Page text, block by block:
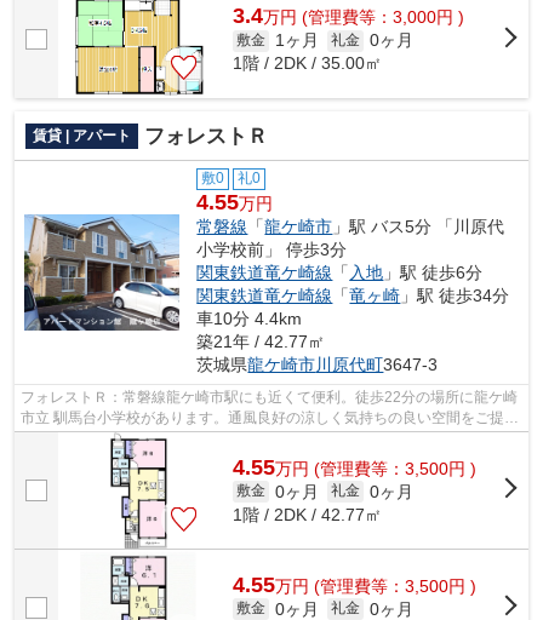
3.4万円 (管理費等：3,000円 )
敷金 1ヶ月 礼金 0ヶ月
1階 / 2DK / 35.00㎡
賃貸 | アパート フォレストＲ
敷0 礼0
4.55万円
常磐線 「龍ケ崎市 」駅 バス5分 「川原代
小学校前」 停歩3分
関東鉄道竜ケ崎線 「 入地 」駅 徒歩6分
関東鉄道竜ケ崎線 「竜ヶ崎 」駅 徒歩34分
車10分 4.4km
築21年 / 42.77㎡
茨城県龍ケ崎市川原代町3647-3
フォレストＲ：常磐線龍ケ崎市駅にも近くて便利。徒歩22分の場所に龍ケ崎
市立 馴馬台小学校があります。通風良好の涼しく気持ちの良い空間をご提供
いたします。忙しい方にもおすすめの...
4.55万円 (管理費等：3,500円 )
敷金 0ヶ月 礼金 0ヶ月
1階 / 2DK / 42.77㎡
4.55万円 (管理費等：3,500円 )
敷金 0ヶ月 礼金 0ヶ月